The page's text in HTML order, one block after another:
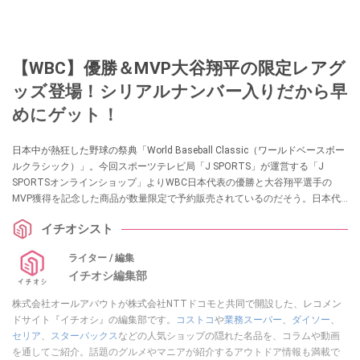
【WBC】優勝＆MVP大谷翔平の限定レアグ
ッズ登場！シリアルナンバー入りだから早
めにゲット！
日本中が熱狂した野球の祭典「World Baseball Classic（ワールドベースボー
ルクラシック）」。今回スポーツテレビ局「J SPORTS」が運営する「J
SPORTSオンラインショップ」よりWBC日本代表の優勝と大谷翔平選手の
MVP獲得を記念した商品が数量限定で予約販売されているのだそう。日本代
ね。
イチオシスト
ライター / 編集
イチオシ編集部
株式会社オールアバウトが株式会社NTTドコモと共同で開設した、レコメン
ドサイト『イチオシ』の編集部です。
コストコや業務スーパー、 ダイソー、
セリア、 スターバックスなどの人気ショップの隠れた名品を、コラムや動画
を通してご紹介。話題のグルメやマニアが紹介するアウトドア情報も満載で